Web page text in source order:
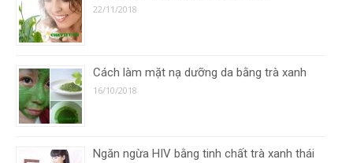
22/11/2018
Cách làm mặt nạ dưỡng da bằng trà xanh
16/10/2018
Ngăn ngừa HIV bằng tinh chất trà xanh thái